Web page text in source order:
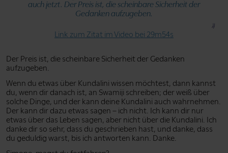
auch jetzt. Der Preis ist, die scheinbare Sicherheit der
Gedanken aufzugeben.
Link zum Zitat im Video bei 29m54s
Der Preis ist, die scheinbare Sicherheit der Gedanken
aufzugeben.
Wenn du etwas über Kundalini wissen möchtest, dann kannst
du, wenn dir danach ist, an Swamiji schreiben; der weiß über
solche Dinge, und der kann deine Kundalini auch wahrnehmen.
Der kann dir dazu etwas sagen – ich nicht. Ich kann dir nur
etwas über das Leben sagen, aber nicht über die Kundalini. Ich
danke dir so sehr, dass du geschrieben hast, und danke, dass
du geduldig warst, bis ich antworten kann. Danke.